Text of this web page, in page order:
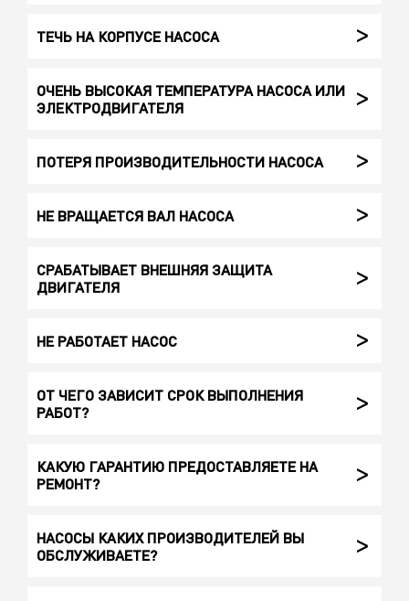
ТЕЧЬ НА КОРПУСЕ НАСОСА
ОЧЕНЬ ВЫСОКАЯ ТЕМПЕРАТУРА НАСОСА ИЛИ
ЭЛЕКТРОДВИГАТЕЛЯ
ПОТЕРЯ ПРОИЗВОДИТЕЛЬНОСТИ НАСОСА
НЕ ВРАЩАЕТСЯ ВАЛ НАСОСА
СРАБАТЫВАЕТ ВНЕШНЯЯ ЗАЩИТА
ДВИГАТЕЛЯ
НЕ РАБОТАЕТ НАСОС
ОТ ЧЕГО ЗАВИСИТ СРОК ВЫПОЛНЕНИЯ
РАБОТ?
КАКУЮ ГАРАНТИЮ ПРЕДОСТАВЛЯЕТЕ НА
РЕМОНТ?
НАСОСЫ КАКИХ ПРОИЗВОДИТЕЛЕЙ ВЫ
ОБСЛУЖИВАЕТЕ?